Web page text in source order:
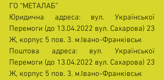
ГО “МЕТАЛАБ”
Юридична адреса: вул. Української
Перемоги (до 13.04.2022 вул. Сахарова) 23
Ж, корпус 5 пов. 3. м.Івано-Франківськ
Поштова адреса: вул. Української
Перемоги (до 13.04.2022 вул. Сахарова) 23
Ж, корпус 5 пов. 3. м.Івано-Франківськ